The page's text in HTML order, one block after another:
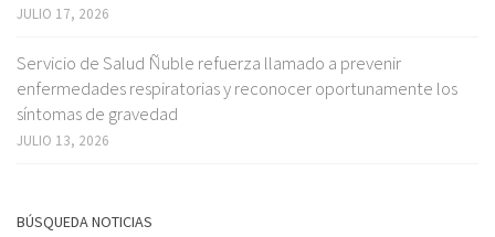
JULIO 17, 2026
Servicio de Salud Ñuble refuerza llamado a prevenir
enfermedades respiratorias y reconocer oportunamente los
síntomas de gravedad
JULIO 13, 2026
BÚSQUEDA NOTICIAS